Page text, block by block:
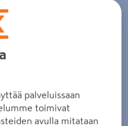
kosketusnäytöllä
palveluissaan
toimivat
avulla mitataan